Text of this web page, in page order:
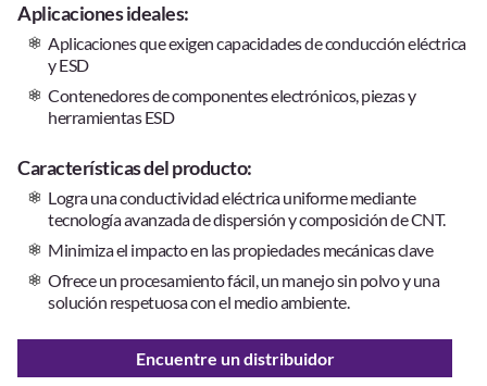
Aplicaciones ideales:
Aplicaciones que exigen capacidades de conducción eléctrica
y ESD
Contenedores de componentes electrónicos, piezas y
herramientas ESD
Características del producto:
Logra una conductividad eléctrica uniforme mediante
tecnología avanzada de dispersión y composición de CNT.
Minimiza el impacto en las propiedades mecánicas clave
Ofrece un procesamiento fácil, un manejo sin polvo y una
solución respetuosa con el medio ambiente.
Encuentre un distribuidor